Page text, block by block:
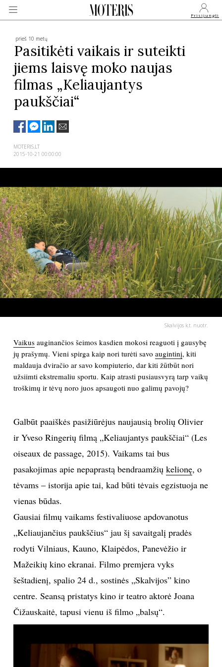
Prisijungti
VEIDAI
MONARCHIJA
MADA
GROŽIS
APIE MANE
PSICHOLOGIJA
HOROSKOPAI
ASTROLOGIJA
KULTŪRA
LAISVALAIKIS
MUZIKA
SPORTAS
FOTOGRAFIJA
MENAS
ĮDOMYBĖS
ISTORIJA
prieš 10 metų
Pasitikėti vaikais ir suteikti
jiems laisvę moko naujas
filmas „Keliaujantys
paukščiai“
MOTERIS.LT
2015-10-21 00:00:00
Skalvijos k.t. nuotr.
Vaikusauginančios šeimos kasdien mokosi reaguoti į gausybę
jų prašymų. Vieni spirga kaip nori turėti savo augintinį, kiti
maldauja dviračio ar savo kompiuterio, dar kiti žūtbūt nori
užsiimti ekstremaliu sportu. Kaip atrasti pusiausvyrą tarp vaikų
troškimų ir tėvų noro juos apsaugoti nuo galimų pavojų?
Galbūt paaiškės pasižiūrėjus naujausią brolių Olivier
ir Yveso Ringerių filmą „Keliaujantys paukščiai“ (Les
oiseaux de passage, 2015). Vaikams tai bus
pasakojimas apie nepaprastą bendraamžių kelionę, o
tėvams – istorija apie tai, kad būti tėvais egzistuoja ne
vienas būdas.
Gausiai filmų vaikams festivaliuose apdovanotus
„Keliaujančius paukščius“ jau šį savaitgalį pradės
rodyti Vilniaus, Kauno, Klaipėdos, Panevėžio ir
Mažeikių kino ekranai. Filmo premjera vyks
šeštadienį, spalio 24 d., sostinės „Skalvijos” kino
centre. Seansą pristatys kino ir teatro aktorė Joana
Čižauskaitė, tapusi vienu iš filmo „balsų“.